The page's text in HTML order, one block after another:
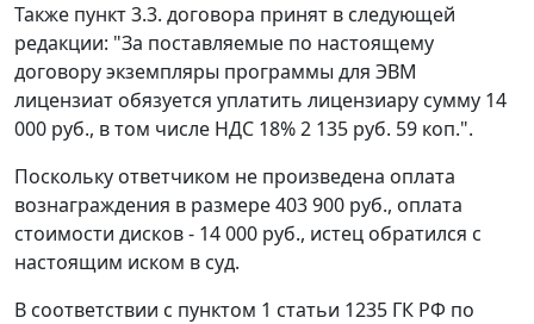
Также пункт 3.3. договора принят в следующей
редакции: "За поставляемые по настоящему
договору экземпляры программы для ЭВМ
лицензиат обязуется уплатить лицензиару сумму 14
000 руб., в том числе НДС 18% 2 135 руб. 59 коп.".
Поскольку ответчиком не произведена оплата
вознаграждения в размере 403 900 руб., оплата
стоимости дисков - 14 000 руб., истец обратился с
настоящим иском в суд.
В соответствии с пунктом 1 статьи 1235 ГК РФ по